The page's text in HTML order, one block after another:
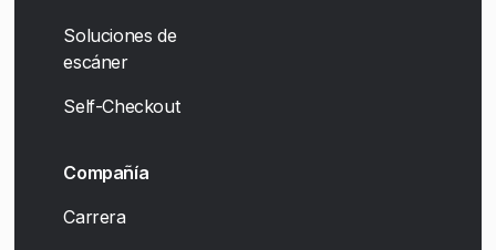
Soluciones de
escáner
Self-Checkout
Compañía
Carrera